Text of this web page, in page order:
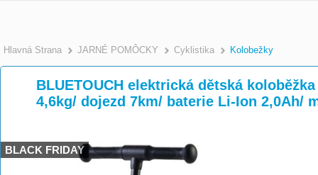
Hlavná Strana >
JARNÉ POMÔCKY >
Cyklistika >
Kolobežky
BLUETOUCH elektrická dětská
4,6kg/ dojezd 7km/ baterie Li-Ion 2,0Ah/
BLACK FRIDAY